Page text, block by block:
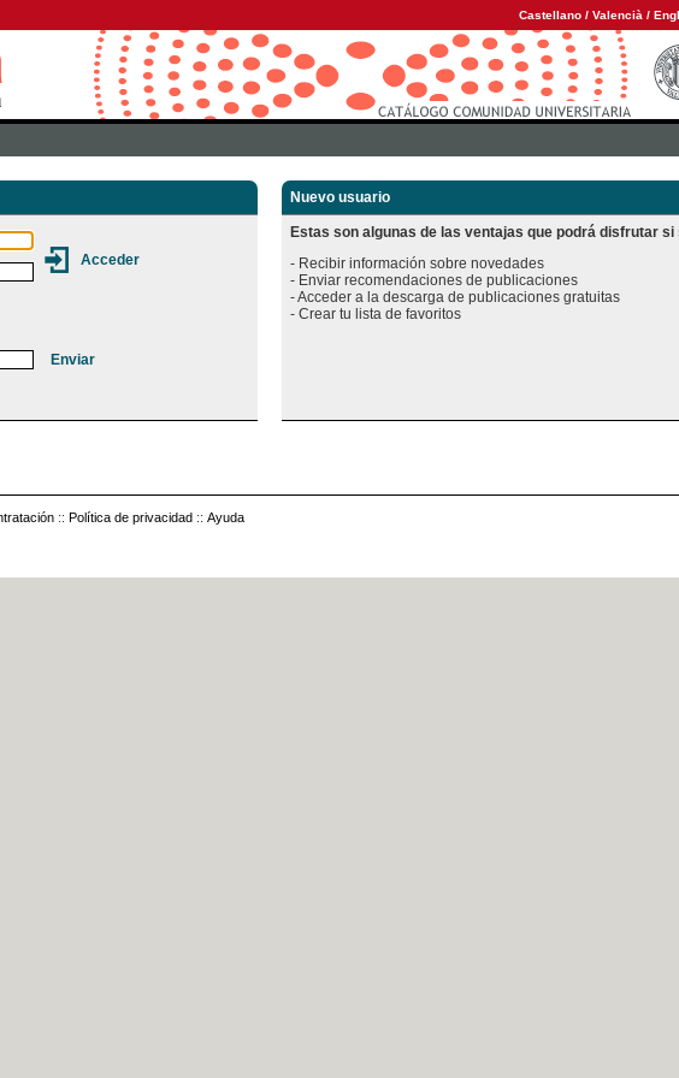
Castellano / Valencià /
Nuevo usuario
Estas son algunas de las ventajas que podrá disfrutar
- Recibir información sobre novedades
- Enviar recomendaciones de publicaciones
- Acceder a la descarga de publicaciones gratuitas
:: Política de privacidad :: Ayuda